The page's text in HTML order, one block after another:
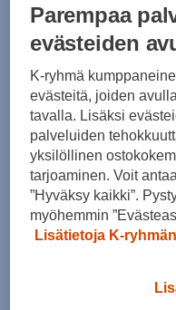
Normaalihinta: 34,90 €
30pv alin hinta: 29,99 €
Koralli
Koko
1920 2021 2223
Kokotaulukko
Parempaa
evästeiden
K-ryhmä
evästeitä, joiden
tavalla. Lisäksi
palveluiden
yksilöllinen
tarjoaminen. Voit
”Hyväksy kaikki”.
myöhemmin
Lisätietoja K-